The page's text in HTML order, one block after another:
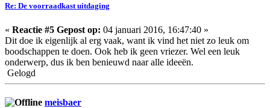
Re: De voorraadkast uitdaging
« Reactie #5 Gepost op: 04 januari 2016, 16:47:40 »
Dit doe ik eigenlijk al erg vaak, want ik vind het niet zo leuk om
boodschappen te doen. Ook heb ik geen vriezer. Wel een leuk
onderwerp, dus ik ben benieuwd naar alle ideeën.
Gelogd
meisbaer